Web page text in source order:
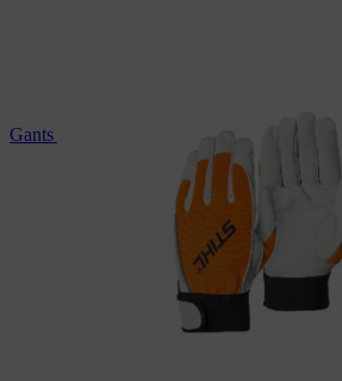
Gants de protection